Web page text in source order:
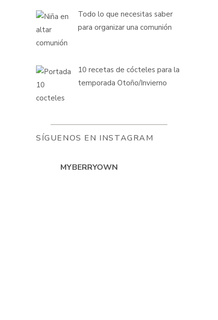
Todo lo que necesitas saber
para organizar una comunión
10 recetas de cócteles para la
temporada Otoño/Invierno
SÍGUENOS EN INSTAGRAM
MYBERRYOWN